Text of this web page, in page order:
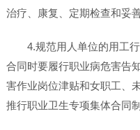
治疗、康复、定期检查和妥
4.规范用人单位的用工
合同时要履行职业病危害告
害作业岗位津贴和女职工、
推行职业卫生专项集体合同制